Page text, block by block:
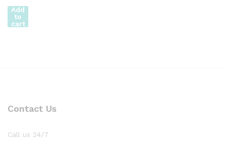
Add
to
cart
Contact Us
Call us 24/7